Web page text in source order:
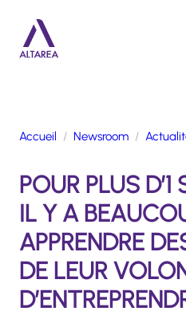
ACTIVITÉS
ENGAGEMENTS
TALENTS
FINANCE
NEWSROOM
Accueil Newsroom
POUR PLUS
IL Y A
APPRENDRE
DE LEUR